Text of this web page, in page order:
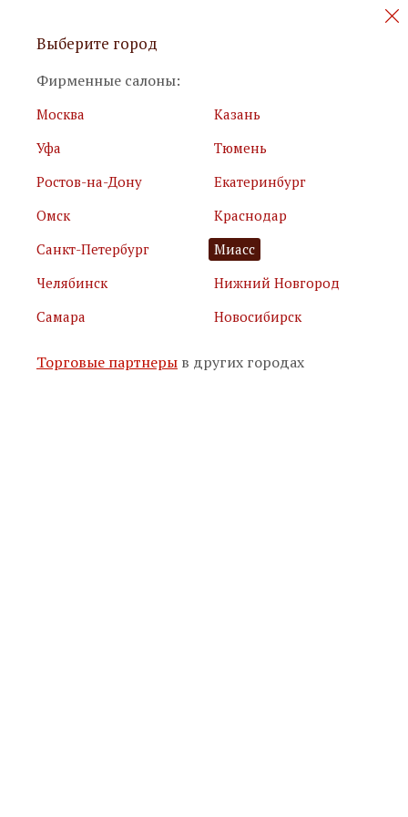
Персональные акции и новинки
Я принимаю
условия использования сайта
Я соглашаюсь сполитикой обработки персональных
Подписаться
Выберите город
Фирменные салоны:
Москва
Казань
Уфа
Тюмень
Ростов-на-Дону
Екатеринбург
Омск
Краснодар
Санкт-Петербург
Миасс
Челябинск
Нижний Новгород
Самара
Новосибирск
Торговые партнеры в других городах